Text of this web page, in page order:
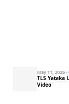
May 11, 2026·
TLS Yataka
Video